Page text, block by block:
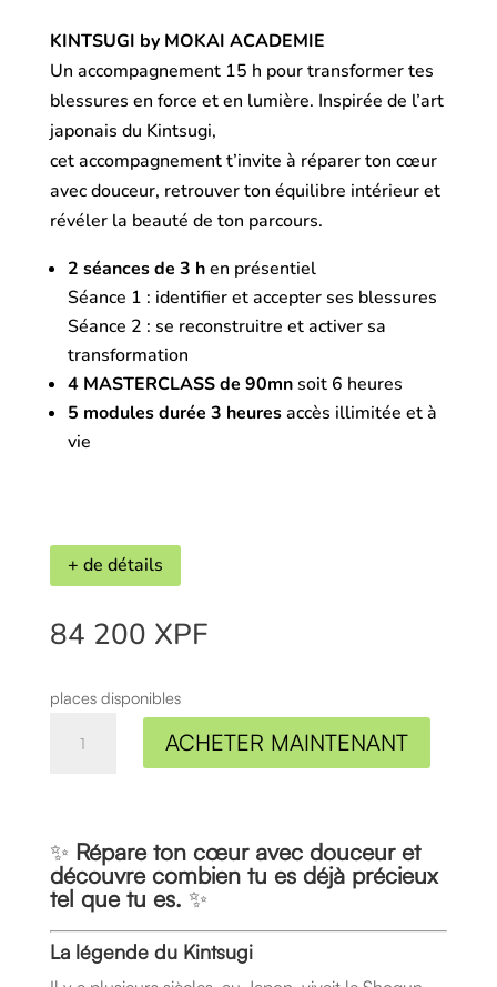
KINTSUGI by MOKAI ACADEMIE
Un accompagnement 15 h pour transformer tes
blessures en force et en lumière. Inspirée de l’art
japonais du Kintsugi,
cet accompagnement t’invite à réparer ton cœur
avec douceur, retrouver ton équilibre intérieur et
révéler la beauté de ton parcours.
2 séances de 3 hen présentiel
Séance 1 : identifier et accepter ses blessures
Séance 2 : se reconstruitre et activer sa
transformation
4 MASTERCLASS de 90mnsoit 6 heures
5 modules durée 3 heuresaccès illimitée et à
vie
+ de détails
84 200 XPF
places disponibles
ACHETER MAINTENANT
✨ Répare ton cœur avec douceur et
découvre combien tu es déjà précieux
tel que tu es. ✨
La légende du Kintsugi